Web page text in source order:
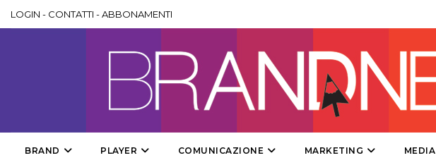
DESIGN
LOGIN - CONTATTI -ABBONAMENTI
BRAND PLAYER COMUNICAZIONE MARKETING MEDIA